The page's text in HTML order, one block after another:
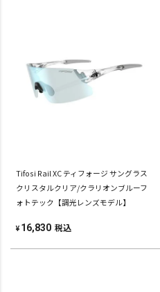
Tifosi Rail XC ティフォージ サングラス
クリスタルクリア/クラリオンブルーフ
ォトテック【調光レンズモデル】
¥ 16,830 税込